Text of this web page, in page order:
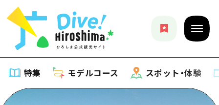
特集 モデルコース スポット・体験